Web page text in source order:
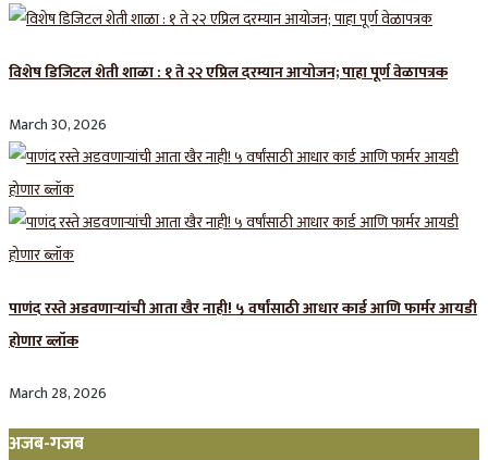
विशेष डिजिटल शेती शाळा : १ ते २२ एप्रिल दरम्यान आयोजन; पाहा पूर्ण वेळापत्रक
March 30, 2026
पाणंद रस्ते अडवणाऱ्यांची आता खैर नाही! ५ वर्षांसाठी आधार कार्ड आणि फार्मर आयडी
होणार ब्लॉक
March 28, 2026
अजब-गजब